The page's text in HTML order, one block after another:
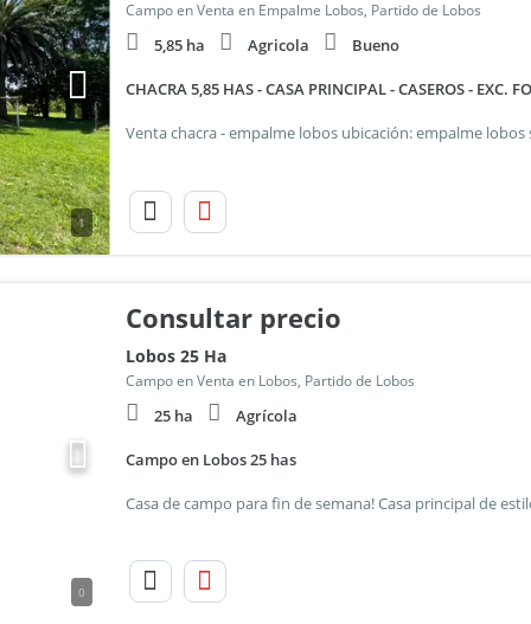
1
Campo en Venta en Empalme Lobos, Partido de Lobos
5,85 ha Agricola Bueno
CHACRA 5,85 HAS - CASA PRINCIPAL - CASEROS - EXC.
0
Consultar precio
Lobos 25 Ha
Campo en Venta en Lobos, Partido de Lobos
25 ha Agrícola
Campo en Lobos 25 has